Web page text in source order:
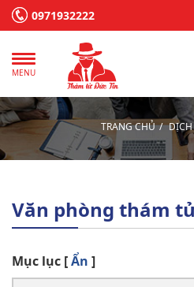
0971932222
MENU
TRANG CHỦ
Văn phòng thám
Mục lục [Ẩn ]